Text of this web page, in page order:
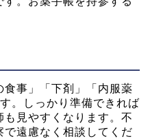
事」「下剤」「内服薬
。しっかり準備できれば
見やすくなります。不
遠慮なく相談してくだ